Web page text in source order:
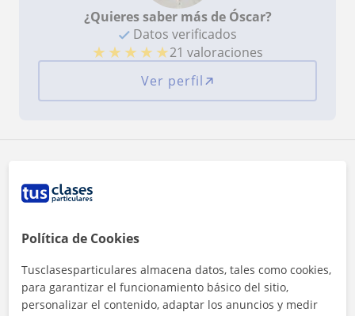
¿Quieres saber más de Óscar?
Datos verificados
★ ★ ★ ★ ★21 valoraciones
Ver perfil
Albacete (Ciudad)
+ −
Política de Cookies
Tusclasesparticulares almacena datos, tales como cookies,
para garantizar el funcionamiento básico del sitio,
personalizar el contenido, adaptar los anuncios y medir